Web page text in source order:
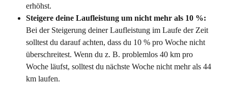
erhöhst.
Steigere deine Laufleistung um nicht mehr als 10 %:
Bei der Steigerung deiner Laufleistung im Laufe der Zeit
solltest du darauf achten, dass du 10 % pro Woche nicht
überschreitest. Wenn du z. B. problemlos 40 km pro
Woche läufst, solltest du nächste Woche nicht mehr als 44
km laufen.